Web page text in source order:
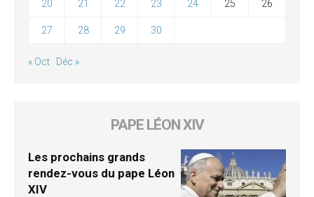
20 21 22 23 24 25 26
27 28 29 30
« Oct Déc »
PAPE LÉON XIV
Les prochains grands
rendez-vous du pape Léon
XIV